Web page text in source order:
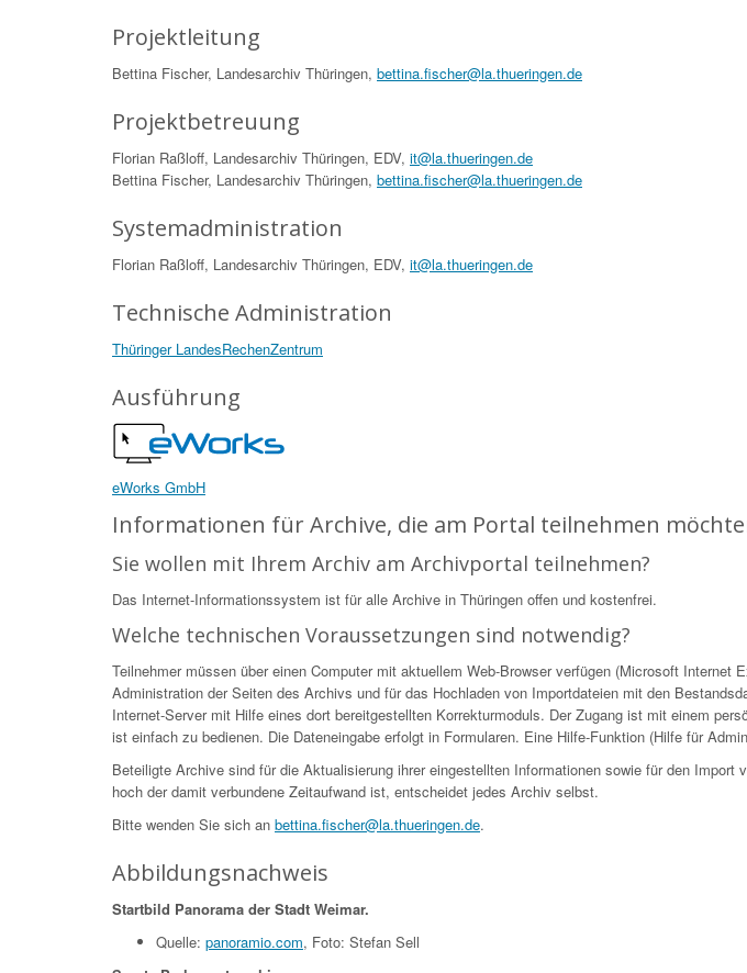
Projektleitung
Bettina Fischer, Landesarchiv Thüringen, bettina.fischer@la.thueringen.de
Projektbetreuung
Florian Raßloff, Landesarchiv Thüringen, EDV, it@la.thueringen.de
Bettina Fischer, Landesarchiv Thüringen, bettina.fischer@la.thueringen.de
Systemadministration
Florian Raßloff, Landesarchiv Thüringen, EDV, it@la.thueringen.de
Technische Administration
Thüringer LandesRechenZentrum
Ausführung
eWorks GmbH
Informationen für Archive, die am Portal teilnehmen
Sie wollen mit Ihrem Archiv am Archivportal teilnehmen?
Das Internet-Informationssystem ist für alle Archive in Thüringen offen und kostenfrei.
Welche technischen Voraussetzungen sind notwendig?
Teilnehmer müssen über einen Computer mit aktuellem Web-Browser verfügen (Microsoft
Administration der Seiten des Archivs und für das Hochladen von Importdateien mit den
Internet-Server mit Hilfe eines dort bereitgestellten Korrekturmoduls. Der Zugang ist mit einem
ist einfach zu bedienen. Die Dateneingabe erfolgt in Formularen. Eine Hilfe-Funktion (Hilfe für
Beteiligte Archive sind für die Aktualisierung ihrer eingestellten Informationen sowie für den
hoch der damit verbundene Zeitaufwand ist, entscheidet jedes Archiv selbst.
Bitte wenden Sie sich an bettina.fischer@la.thueringen.de.
Abbildungsnachweis
Startbild Panorama der Stadt Weimar.
Quelle: panoramio.com, Foto: Stefan Sell